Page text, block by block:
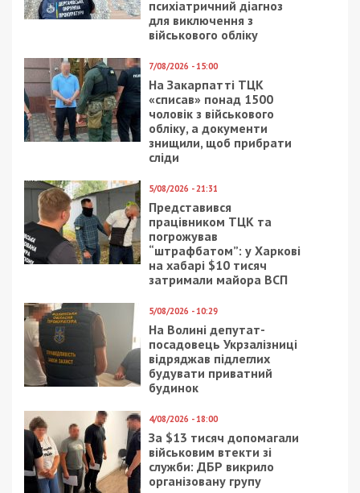
Facebook
Telegram
Twitter
WhatsApp
ViberEmail
Суспільство| Метки:
Слуга народа,социальные выплаты
укрнет,участники АТО, участники ООС
Рекламні блоки дають нам змогу
залишатися незалежними ЗМІ, а вам -
отримувати найсвіжіші новини під ними.
Приєднуйтесь також до 49000 в Google News. Слідкуйте
за останніми новинами!
Приєднатися
Предыдущая статья:
В Днепропетровской области заработал
губербот
Следующая статья:
Чиновница Кабмина изволила иметь в
приемной сервиз и шампанское